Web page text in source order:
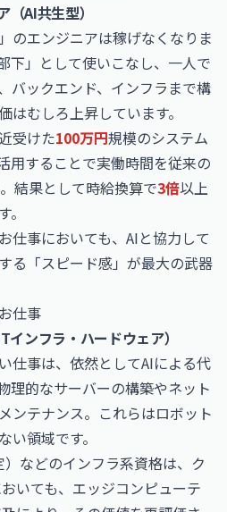
AI共生型）
のエンジニアは稼げなくなりま
下」として使いこなし、一人で
バックエンド、インフラまで構
むしろ上昇しています。
受けた100万円規模のシステム
用することで実働時間を従来の
結果として時給換算で3倍以上
仕事においても、AIと協力して
る「スピード感」が最大の武器
仕事
ンフラ・ハードウェア）
仕事は、依然としてAIによる代
理的なサーバーの構築やネット
ンテナンス。これらはロボット
領域です。
などのインフラ系資格は、ク
いても、エッジコンピューテ